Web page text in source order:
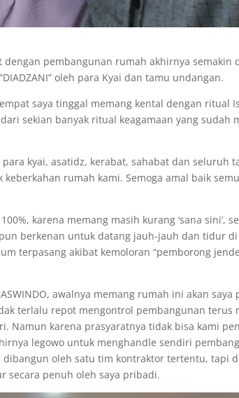
pembangunan rumah akhirnya semakin
oleh para Kyai dan tamu undangan.
saya tinggal memang kental dengan ritual
sekian banyak ritual keagamaan yang sudah
kyai, asatidz, kerabat, sahabat dan seluruh
rumah kami. Semoga amal baik
karena memang masih kurang ‘sana sini’,
berkenan untuk datang jauh-jauh dan tidur
terpasang akibat kemoloran “pemborong
awalnya memang rumah ini akan saya
terlalu repot mengontrol pembangunan terus
Namun karena prasyaratnya tidak bisa kami
legowo untuk menghandle sendiri
oleh satu tim kontraktor tertentu, tapi
secara penuh oleh saya pribadi.